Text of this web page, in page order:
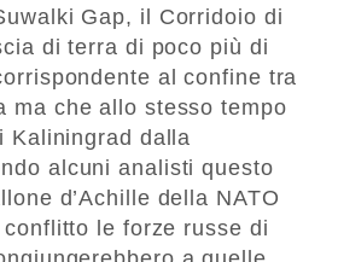
Gap, il Corridoio di
di terra di poco più di
al confine tra
ma che allo stesso tempo
Kaliningrad dalla
alcuni analisti questo
d’Achille della NATO
le forze russe di